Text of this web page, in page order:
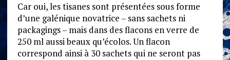
Car oui, les tisanes sont présentées sous forme
d’une galénique novatrice – sans sachets ni
packagings – mais dans des flacons en verre de
250 ml aussi beaux qu’écolos. Un flacon
correspond ainsi à 30 sachets qui ne seront pas